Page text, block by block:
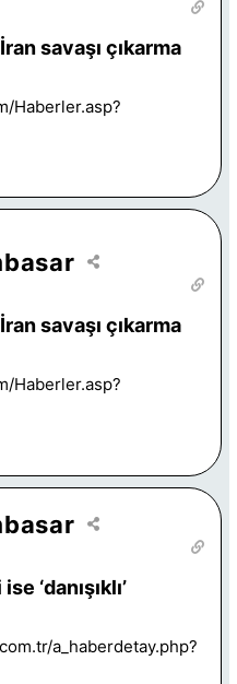
savaşı çıkarma
Haberler.asp?
savaşı çıkarma
Haberler.asp?
‘danışıklı’
a_haberdetay.php?